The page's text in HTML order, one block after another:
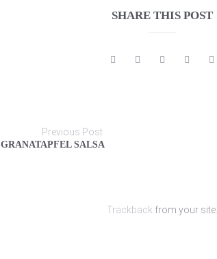
SHARE THIS POST
Previous Post
GRANATAPFEL SALSA
Trackback from your site.